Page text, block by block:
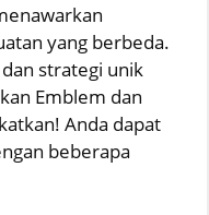
yang berbeda.
strategi unik
Emblem dan
Anda dapat
beberapa